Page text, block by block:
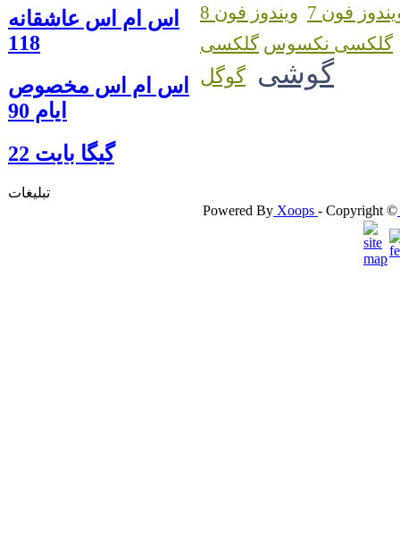
اس ام اس عاشقانه
118
اس ام اس مخصوص
ایام 90
گيگا بايت 22
تبلیغات
فون 7
ویندوز فون 8
گلکسی نکسوس
گوشی گوگل
Powered By Xoops - Copyright ©